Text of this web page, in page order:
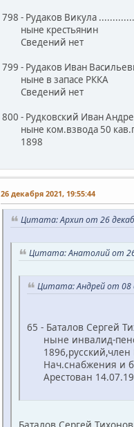
798 - Рудаков Викула
ныне крестьянин
Сведений нет
799 - Рудаков Иван
ныне в запасе РККА
Сведений нет
800 - Рудковский Иван
ныне ком.взвода 50
1898
26 декабря 2021, 19:55:44
Цитата: Архип от 26
Цитата: Анатолий от 26
Цитата: Андрей от 08
65 - Баталов Сергей
ныне инвалид-
1896,русский,член
Нач.снабжения и
Арестован
Баталов Сергей